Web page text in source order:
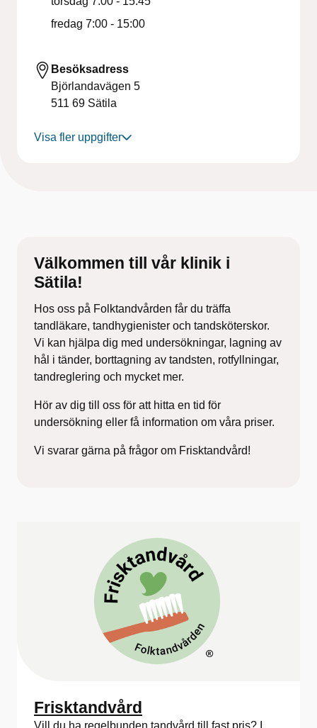
fredag 7:00 - 15:00
Besöksadress
Björlandavägen 5
511 69 Sätila
Visa fler uppgifter
Välkommen till vår klinik i
Sätila!
Hos oss på Folktandvården får du träffa
tandläkare, tandhygienister och tandsköterskor.
Vi kan hjälpa dig med undersökningar, lagning av
hål i tänder, borttagning av tandsten, rotfyllningar,
tandreglering och mycket mer.
Hör av dig till oss för att hitta en tid för
undersökning eller få information om våra priser.
Vi svarar gärna på frågor om Frisktandvård!
Frisktandvård
Vill du ha regelbunden tandvård till fast pris? I